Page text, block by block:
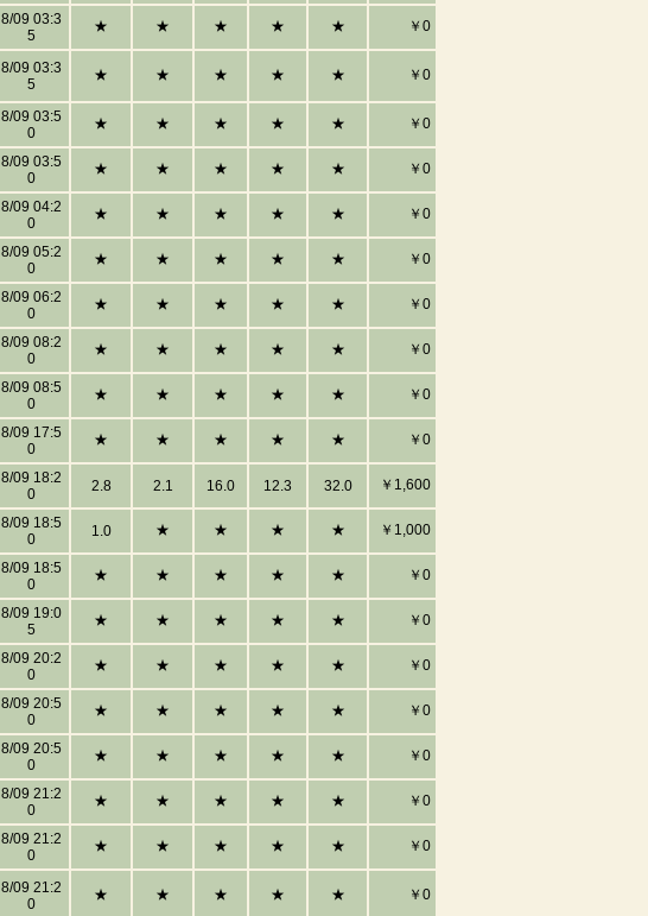
8/09 03:3
5
★ ★ ★ ★ ★ ￥0
8/09 03:3
5
★ ★ ★ ★ ★ ￥0
8/09 03:5
0
★ ★ ★ ★ ★ ￥0
8/09 03:5
0
★ ★ ★ ★ ★ ￥0
8/09 04:2
0
★ ★ ★ ★ ★ ￥0
8/09 05:2
0
★ ★ ★ ★ ★ ￥0
8/09 06:2
0
★ ★ ★ ★ ★ ￥0
8/09 08:2
0
★ ★ ★ ★ ★ ￥0
8/09 08:5
0
★ ★ ★ ★ ★ ￥0
8/09 17:5
0
★ ★ ★ ★ ★ ￥0
8/09 18:2
0
2.8 2.1 16.0 12.3 32.0 ￥1,600
8/09 18:5
0
1.0 ★ ★ ★ ★ ￥1,000
8/09 18:5
0
★ ★ ★ ★ ★ ￥0
8/09 19:0
5
★ ★ ★ ★ ★ ￥0
8/09 20:2
0
★ ★ ★ ★ ★ ￥0
8/09 20:5
0
★ ★ ★ ★ ★ ￥0
8/09 20:5
0
★ ★ ★ ★ ★ ￥0
8/09 21:2
0
★ ★ ★ ★ ★ ￥0
8/09 21:2
0
★ ★ ★ ★ ★ ￥0
8/09 21:2
0
★ ★ ★ ★ ★ ￥0